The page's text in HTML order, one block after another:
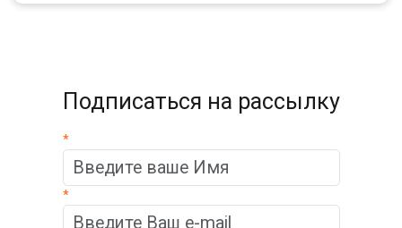
Подписаться на рассылку
*
*